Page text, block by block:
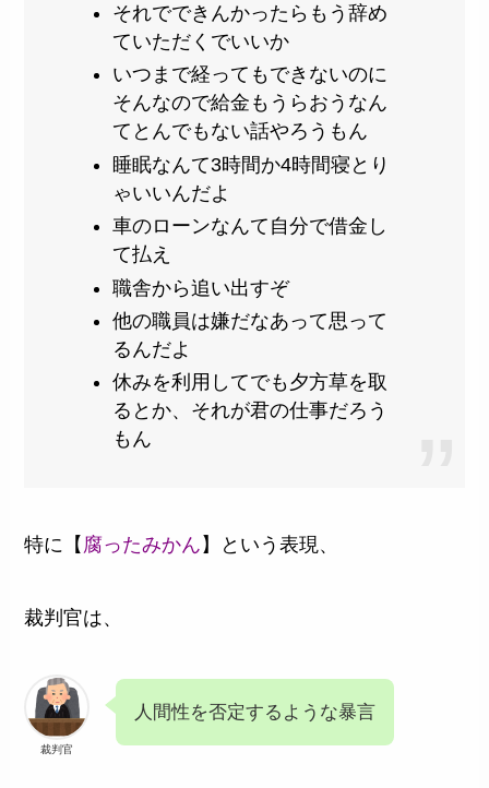
それでできんかったらもう辞め
ていただくでいいか
いつまで経ってもできないのに
そんなので給金もうらおうなん
てとんでもない話やろうもん
睡眠なんて3時間か4時間寝とり
ゃいいんだよ
車のローンなんて自分で借金し
て払え
職舎から追い出すぞ
他の職員は嫌だなあって思って
るんだよ
休みを利用してでも夕方草を取
るとか、それが君の仕事だろう
もん
特に【 腐ったみかん 】という表現、
裁判官は、
裁判官
人間性を否定するような暴言